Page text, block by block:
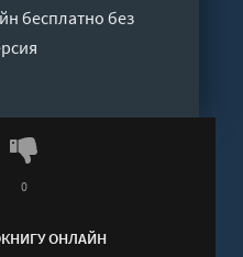
бесплатно без
ОНЛАЙН
0